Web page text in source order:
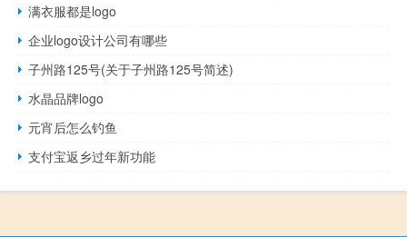
满衣服都是logo
企业logo设计公司有哪些
子州路125号(关于子州路125号简述)
水晶品牌logo
元宵后怎么钓鱼
支付宝返乡过年新功能